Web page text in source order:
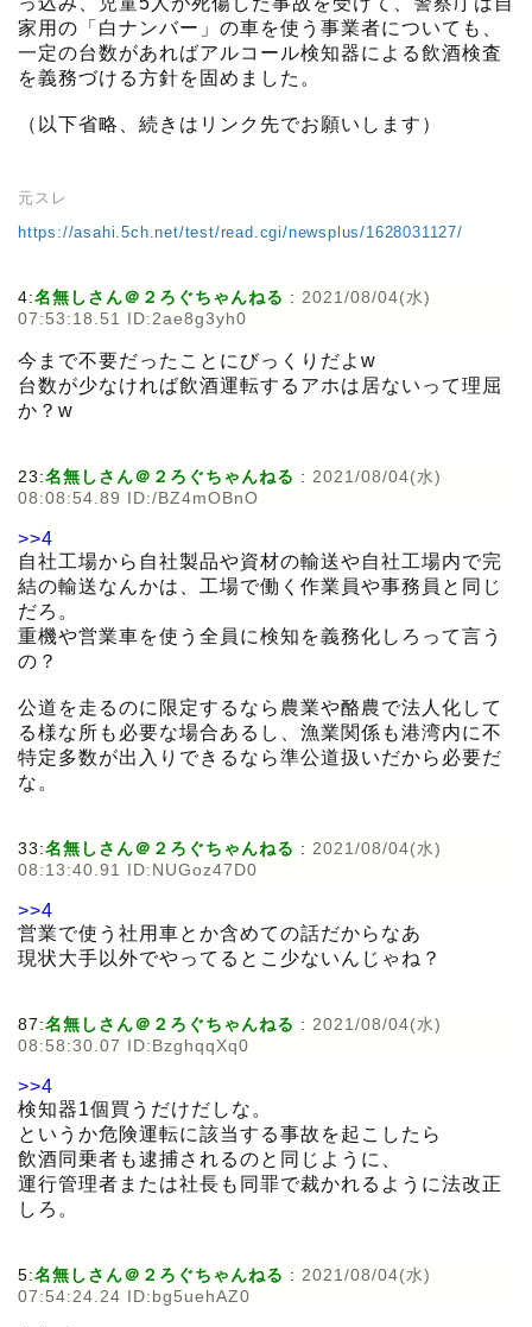
家用の「白ナンバー」の車を使う事業者についても、
一定の台数があればアルコール検知器による飲酒検査
を義務づける方針を固めました。
（以下省略、続きはリンク先でお願いします）
元スレ
https://asahi.5ch.net/test/read.cgi/newsplus/1628031127/
4:名無しさん＠２ろぐちゃんねる : 2021/08/04(水)
07:53:18.51 ID:2ae8g3yh0
今まで不要だったことにびっくりだよw
台数が少なければ飲酒運転するアホは居ないって理屈
か？w
23:名無しさん＠２ろぐちゃんねる : 2021/08/04(水)
08:08:54.89 ID:/BZ4mOBnO
>>4
自社工場から自社製品や資材の輸送や自社工場内で完
結の輸送なんかは、工場で働く作業員や事務員と同じ
だろ。
重機や営業車を使う全員に検知を義務化しろって言う
の？
公道を走るのに限定するなら農業や酪農で法人化して
る様な所も必要な場合あるし、漁業関係も港湾内に不
特定多数が出入りできるなら準公道扱いだから必要だ
な。
33:名無しさん＠２ろぐちゃんねる : 2021/08/04(水)
08:13:40.91 ID:NUGoz47D0
>>4
営業で使う社用車とか含めての話だからなあ
現状大手以外でやってるとこ少ないんじゃね？
87:名無しさん＠２ろぐちゃんねる : 2021/08/04(水)
08:58:30.07 ID:BzghqqXq0
>>4
検知器1個買うだけだしな。
というか危険運転に該当する事故を起こしたら
飲酒同乗者も逮捕されるのと同じように、
運行管理者または社長も同罪で裁かれるように法改正
しろ。
5:名無しさん＠２ろぐちゃんねる : 2021/08/04(水)
07:54:24.24 ID:bg5uehAZ0